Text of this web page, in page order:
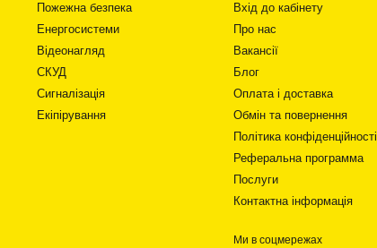
Пожежна безпека
Енергосистеми
Відеонагляд
СКУД
Сигналізація
Екіпірування
Вхід до кабінету
Про нас
Вакансії
Блог
Оплата і доставка
Обмін та повернення
Політика конфіденційності
Реферальна программа
Послуги
Контактна інформація
Ми в соцмережах